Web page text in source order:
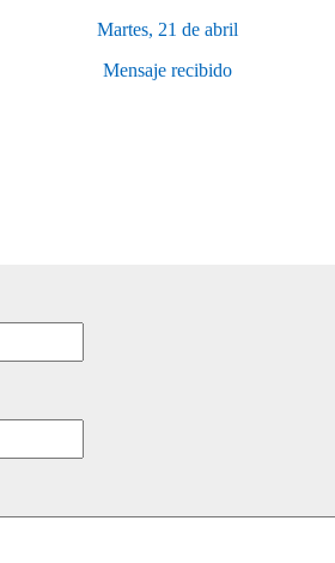
Martes, 21 de abril
Mensaje recibido